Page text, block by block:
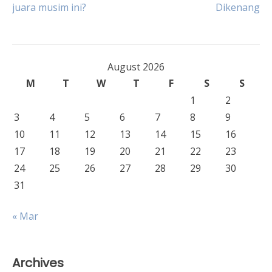
navigation
juara musim ini?
Dikenang
August 2026
M
T W T F S
S
1
2
3
4 5 6 7 8
9
10
11 12 13 14 15
16
17
18 19 20 21 22
23
24
25 26 27 28 29
30
31
« Mar
Archives